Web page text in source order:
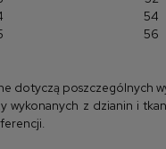
54
56
dotyczą poszczególnych
wykonanych z dzianin i